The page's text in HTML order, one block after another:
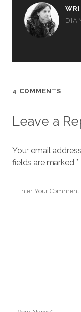
4 COMMENTS
Leave a
Your email
fields are marked *